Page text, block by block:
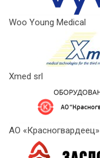
Woo Young Medical
Xmed srl
АО «Красногвардеец»